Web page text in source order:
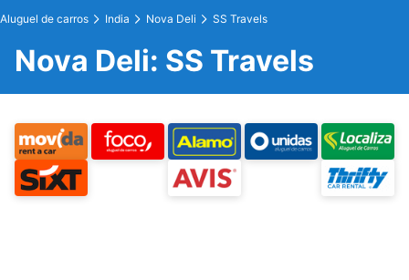
Aluguel de carros India Nova Deli SS Travels
Nova Deli: SS Travels